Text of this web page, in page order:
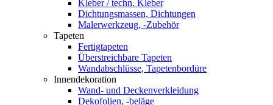
Kleber / techn. Kleber
Dichtungsmassen, Dichtungen
Malerwerkzeug, -Zubehör
Tapeten
Fertigtapeten
Überstreichbare Tapeten
Wandabschlüsse, Tapetenbordüre
Innendekoration
Wand- und Deckenverkleidung
Dekofolien, -beläge